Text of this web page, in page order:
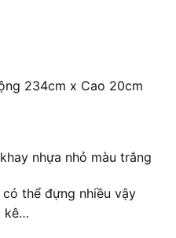
234cm x Cao 20cm
nhựa nhỏ màu trắng
thể đựng nhiều vậy
kê…